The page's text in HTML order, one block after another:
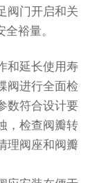
阀门开启和关
裕量。
和延长使用寿
阀进行全面检
数符合设计要
，检查阀瓣转
理阀座和阀瓣